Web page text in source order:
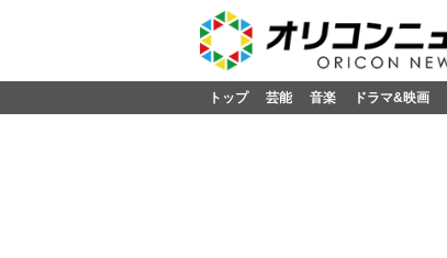
トップ 芸能 音楽 ドラマ&映画